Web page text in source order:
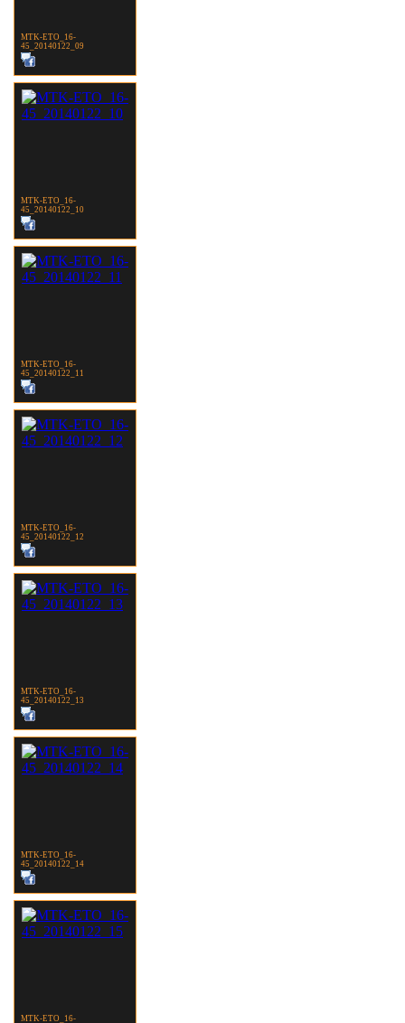
MTK-ETO_16-
45_20140122_09
MTK-ETO_16-
45_20140122_10
MTK-ETO_16-
45_20140122_11
MTK-ETO_16-
45_20140122_12
MTK-ETO_16-
45_20140122_13
MTK-ETO_16-
45_20140122_14
MTK-ETO_16-